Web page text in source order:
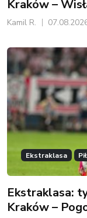
Kraków –
Kamil R.
Ekstraklasa
Ekstraklasa:
Kraków –